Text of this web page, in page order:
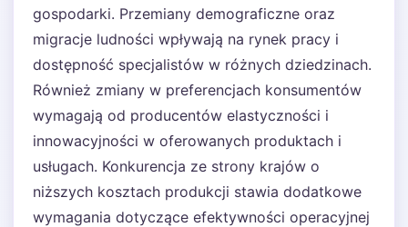
gospodarki. Przemiany demograficzne oraz
migracje ludności wpływają na rynek pracy i
dostępność specjalistów w różnych dziedzinach.
Również zmiany w preferencjach konsumentów
wymagają od producentów elastyczności i
innowacyjności w oferowanych produktach i
usługach. Konkurencja ze strony krajów o
niższych kosztach produkcji stawia dodatkowe
wymagania dotyczące efektywności operacyjnej